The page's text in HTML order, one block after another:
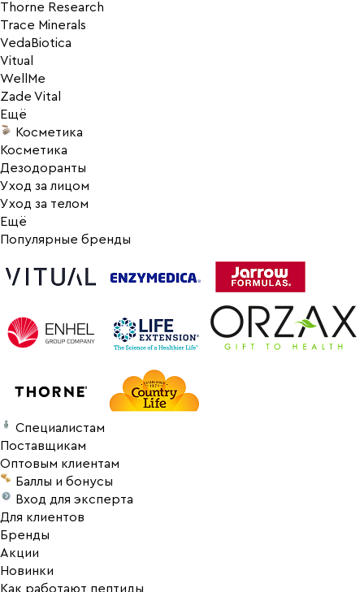
Thorne Research
Trace Minerals
VedaBiotica
Vitual
WellMe
Zade Vital
Ещё
Косметика
Косметика
Дезодоранты
Уход за лицом
Уход за телом
Ещё
Популярные бренды
Специалистам
Поставщикам
Оптовым клиентам
Баллы и бонусы
Вход для эксперта
Для клиентов
Бренды
Акции
Новинки
Как работают пептиды